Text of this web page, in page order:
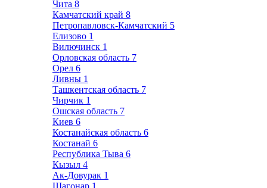
Чита 8
Камчатский край 8
Петропавловск-Камчатский 5
Елизово 1
Вилючинск 1
Орловская область 7
Орел 6
Ливны 1
Ташкентская область 7
Чирчик 1
Ошская область 7
Киев 6
Костанайская область 6
Костанай 6
Республика Тыва 6
Кызыл 4
Ак-Довурак 1
Шагонар 1